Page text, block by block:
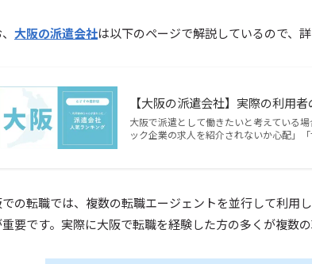
大阪の派遣会社は以下のページで解説しているので、
【大阪の派遣会社】実際の利用
大阪で派遣として働きたいと考えている
ック企業の求人を紹介されないか心配」
の転職では、複数の転職エージェントを並行して利用
重要です。実際に大阪で転職を経験した方の多くが複数